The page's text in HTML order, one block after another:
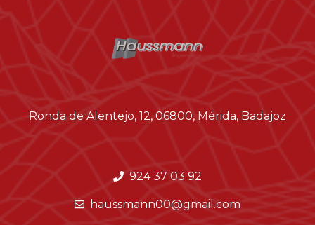
Ronda de Alentejo, 12, 06800, Mérida, Badajoz
924 37 03 92
haussmann00@gmail.com